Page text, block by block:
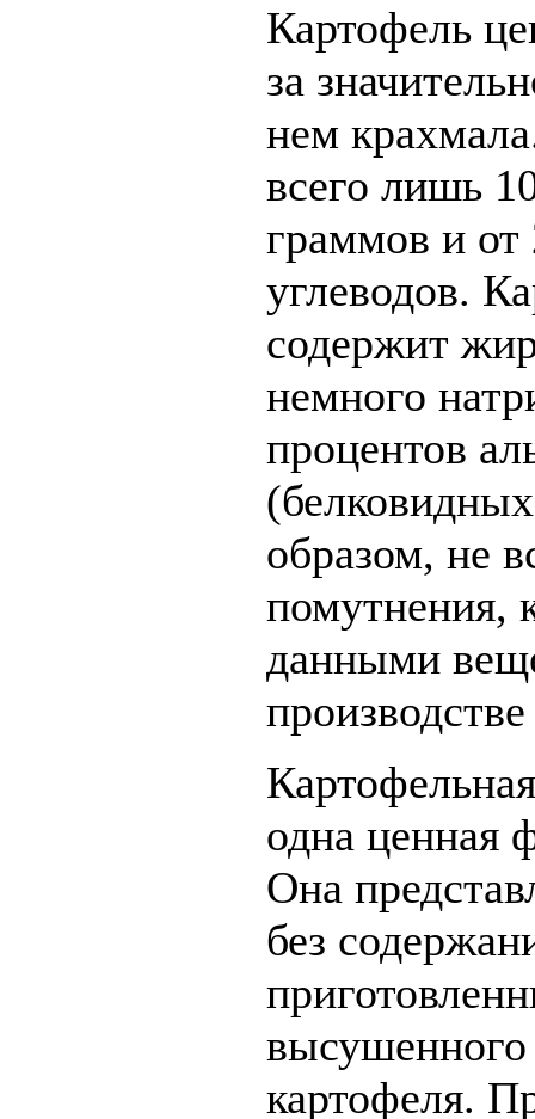
Картофель
за
нем
всего лишь
граммов и от
углеводов.
содержит
немного
процентов
образом, не
помутнения,
данными
одна ценная
Она
без
высушенного
картофеля.